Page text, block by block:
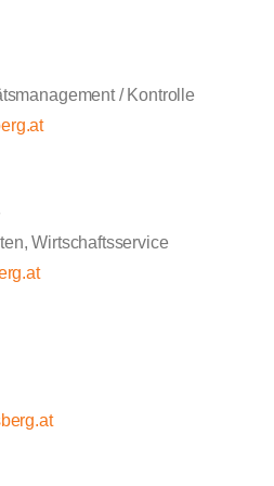
/ Kontrolle
Wirtschaftsservice